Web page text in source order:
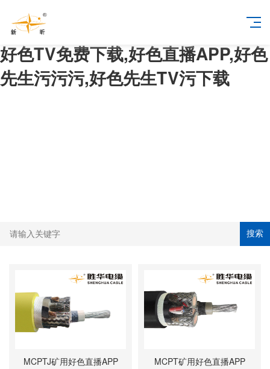
好色TV免费下载,好色直播APP,好色
先生污污污,好色先生TV污下载
搜索
MCPTJ矿用好色直播APP MCPT矿用好色直播APP